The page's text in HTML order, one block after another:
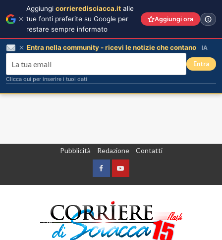
Pubblicità Redazione Contatti
FacebookYountube
Aggiungi corrieredisciacca.it alle
tue fonti preferite su Google per
restare sempre informato
Aggiungi ora
Entra nella community - ricevi le notizie che contano IA
Entra
Clicca qui per inserire i tuoi dati